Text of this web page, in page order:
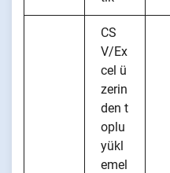
CS
V/Ex
cel ü
zerin
den t
oplu
yükl
emel